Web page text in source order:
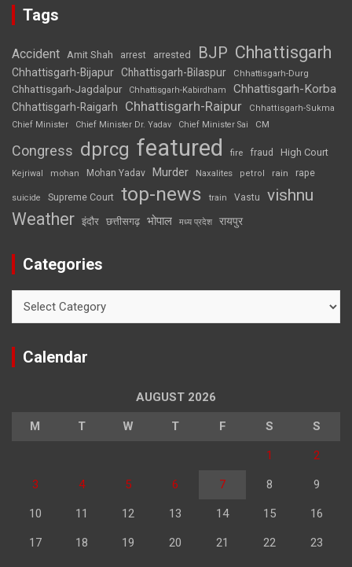
Tags
Accident Amit Shah arrest arrested BJP Chhattisgarh
Chhattisgarh-Bijapur Chhattisgarh-Bilaspur Chhattisgarh-Durg
Chhattisgarh-Jagdalpur Chhattisgarh-Kabirdham Chhattisgarh-Korba
Chhattisgarh-Raigarh Chhattisgarh-Raipur
Chhattisgarh-Sukma
Chief Minister
Chief Minister Dr. Yadav Chief Minister Sai CM
Congress dprcg featured fire fraud High Court
Kejriwal mohan Mohan Yadav Murder Naxalites petrol rain rape
suicide Supreme Court top-news train Vastu vishnu
Weather इंदौर छत्तीसगढ़ भोपाल मध्य प्रदेश रायपुर
Categories
Calendar
AUGUST 2026
M T W T F S S
1 2
3 4 5 6 7 8 9
10 11 12 13 14 15 16
17 18 19 20 21 22 23